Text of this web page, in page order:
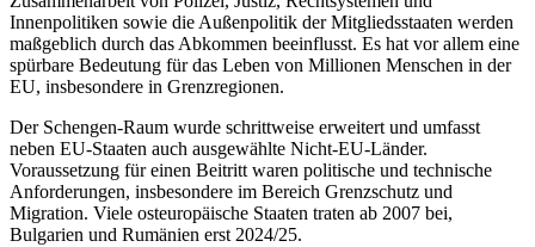
Innenpolitiken sowie die Außenpolitik der Mitgliedsstaaten werden
maßgeblich durch das Abkommen beeinflusst. Es hat vor allem eine
spürbare Bedeutung für das Leben von Millionen Menschen in der
EU, insbesondere in Grenzregionen.
Der Schengen-Raum wurde schrittweise erweitert und umfasst
neben EU-Staaten auch ausgewählte Nicht-EU-Länder.
Voraussetzung für einen Beitritt waren politische und technische
Anforderungen, insbesondere im Bereich Grenzschutz und
Migration. Viele osteuropäische Staaten traten ab 2007 bei,
Bulgarien und Rumänien erst 2024/25.